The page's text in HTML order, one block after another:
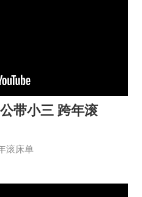
带小三 跨年滚
滚床单